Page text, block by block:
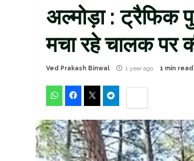
अल्मोड़ा : ट्रैफिक
मचा रहे चालक पर
Ved Prakash Binwal 1 year ago 1 min read